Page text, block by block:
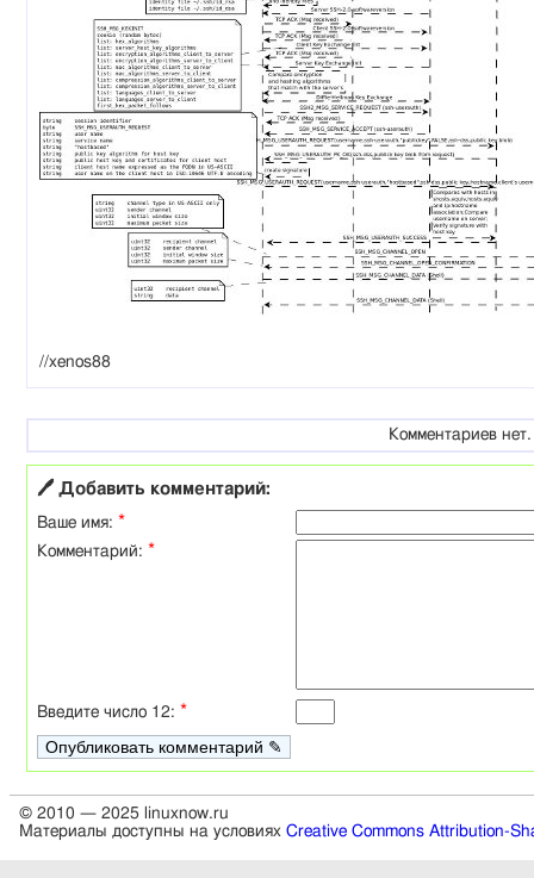
//xenos88
Комментариев нет.
🖊 Добавить комментарий:
Ваше имя: *
Комментарий: *
Введите число 12: *
© 2010 — 2025 linuxnow.ru
Материалы доступны на условиях Creative Commons Attribution-